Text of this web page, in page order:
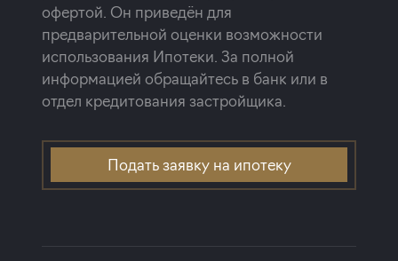
офертой. Он приведён для
предварительной оценки возможности
использования Ипотеки. За полной
информацией обращайтесь в банк или в
отдел кредитования застройщика.
Подать заявку на ипотеку